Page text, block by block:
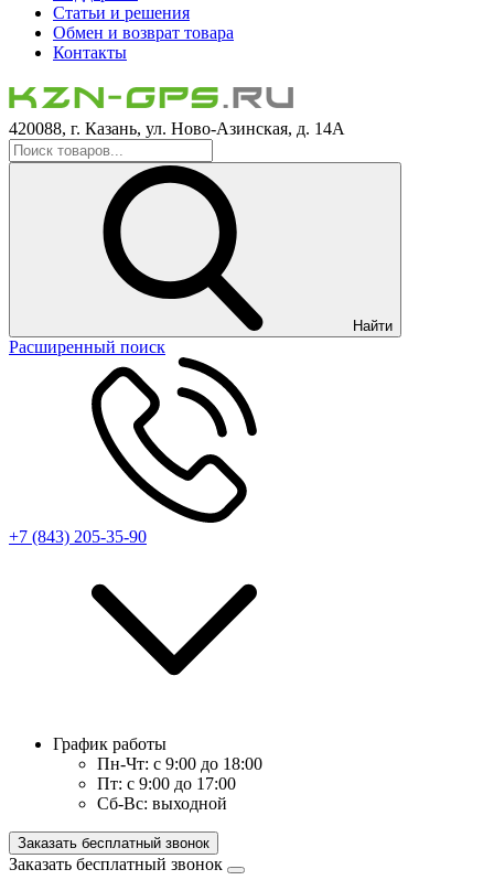
Статьи и решения
Обмен и возврат товара
Контакты
420088, г. Казань, ул. Ново-Азинская, д. 14А
Найти
Расширенный поиск
+7 (843) 205-35-90
График работы
Пн-Чт: с 9:00 до 18:00
Пт: с 9:00 до 17:00
Сб-Вс: выходной
Заказать бесплатный звонок
Заказать бесплатный звонок